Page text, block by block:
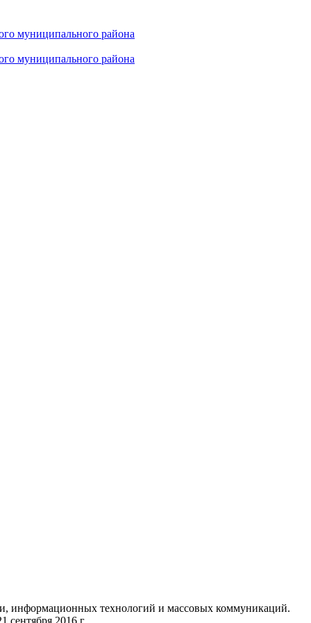
муниципального района
муниципального района
информационных технологий и массовых коммуникаций.
2016 г.